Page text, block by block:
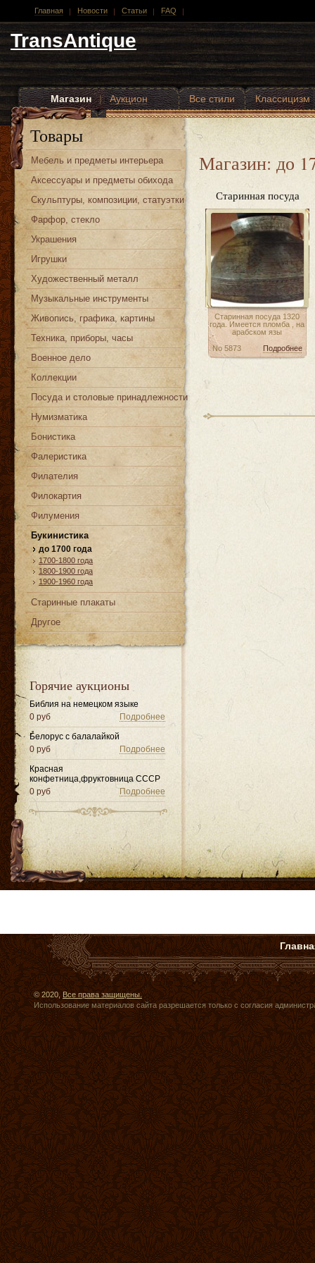
Главная Новости Статьи FAQ
TransAntique
Магазин | Аукцион Все стили
Классицизм
Другие стили
Товары
Мебель и предметы интерьера
Аксессуары и предметы обихода
Скульптуры, композиции, статуэтки
Фарфор, стекло
Украшения
Игрушки
Художественный металл
Музыкальные инструменты
Живопись, графика, картины
Техника, приборы, часы
Военное дело
Коллекции
Посуда и столовые принадлежности
Нумизматика
Бонистика
Фалеристика
Филателия
Филокартия
Филумения
Букинистика
до 1700 года
1700-1800 года
1800-1900 года
1900-1960 года
Старинные плакаты
Другое
Горячие аукционы
Библия на немецком языке
Подробнее
0 руб
Белорус с балалайкой
Подробнее
0 руб
Красная
конфетница,фруктовница СССР
Подробнее
0 руб
Магазин: до
Старинная посуда
Старинная посуда 1320
года. Имеется пломба , на
арабском язы
Подробнее
No 5873
© 2020, Все права защищены.
Использование материалов сайта разрешается только с согласия